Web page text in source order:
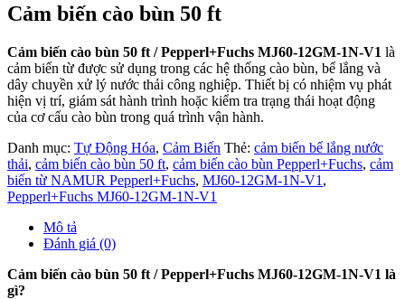
Cảm biến cào bùn 50 ft
Cảm biến cào bùn 50 ft / Pepperl+Fuchs MJ60-12GM-1N-V1 là
cảm biến từ được sử dụng trong các hệ thống cào bùn, bể lắng và
dây chuyền xử lý nước thải công nghiệp. Thiết bị có nhiệm vụ phát
hiện vị trí, giám sát hành trình hoặc kiểm tra trạng thái hoạt động
của cơ cấu cào bùn trong quá trình vận hành.
Danh mục: Tự Động Hóa, Cảm Biến Thẻ: cảm biến bể lắng nước
thải, cảm biến cào bùn 50 ft, cảm biến cào bùn Pepperl+Fuchs, cảm
biến từ NAMUR Pepperl+Fuchs, MJ60-12GM-1N-V1 ,
Pepperl+Fuchs MJ60-12GM-1N-V1
Mô tả
Đánh giá (0)
Cảm biến cào bùn 50 ft / Pepperl+Fuchs MJ60-12GM-1N-V1 là
gì?